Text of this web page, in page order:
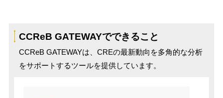
CCReB GATEWAYでできること
CCReB GATEWAYは、CREの最新動向を多角的な分析
をサポートするツールを提供しています。